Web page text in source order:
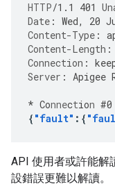
HTTP/1.1 401
Date : Wed, 20
Content-Type :
Content-Length :
Connection :
Server : Apigee
* Connection #0
{ "fault" :{
API 使用者或許能解
設錯誤更難以解讀。